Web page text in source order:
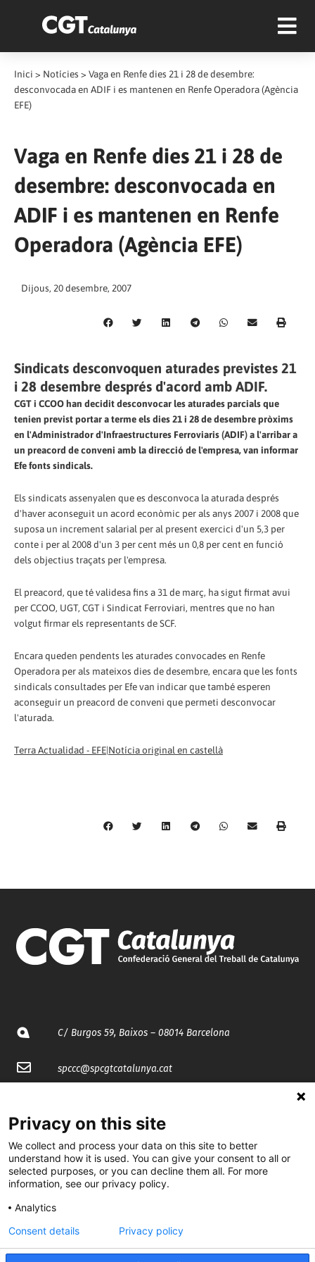
Inici > Notícies > Vaga en Renfe dies 21 i 28 de desembre:
desconvocada en ADIF i es mantenen en Renfe Operadora (Agència
EFE)
Vaga en Renfe dies 21 i 28 de
desembre: desconvocada en
ADIF i es mantenen en Renfe
Operadora (Agència EFE)
Dijous, 20 desembre, 2007
Sindicats desconvoquen aturades previstes 21
i 28 desembre després d'acord amb ADIF.
CGT i CCOO han decidit desconvocar les aturades parcials que
tenien previst portar a terme els dies 21 i 28 de desembre pròxims
en l'Administrador d'Infraestructures Ferroviaris (ADIF) a l'arribar a
un preacord de conveni amb la direcció de l'empresa, van informar
Efe fonts sindicals.
Els sindicats assenyalen que es desconvoca la aturada després
d'haver aconseguit un acord econòmic per als anys 2007 i 2008 que
suposa un increment salarial per al present exercici d'un 5,3 per
conte i per al 2008 d'un 3 per cent més un 0,8 per cent en funció
dels objectius traçats per l'empresa.
El preacord, que té validesa fins a 31 de març, ha sigut firmat avui
per CCOO, UGT, CGT i Sindicat Ferroviari, mentres que no han
volgut firmar els representants de SCF.
Encara queden pendents les aturades convocades en Renfe
Operadora per als mateixos dies de desembre, encara que les fonts
sindicals consultades per Efe van indicar que també esperen
aconseguir un preacord de conveni que permeti desconvocar
l'aturada.
Terra Actualidad - EFE|Notícia original en castellà
C/ Burgos 59, Baixos – 08014 Barcelona
spccc@spcgtcatalunya.cat
@CGTCatalunya
cgtcatalunya
cgtcatalunya
Privacy on this site
We collect and process your data on this site to better
understand how it is used. You can give your consent to all or
selected purposes, or you can decline them all. For more
information, see our privacy policy.
Analytics
Consent details Privacy policy